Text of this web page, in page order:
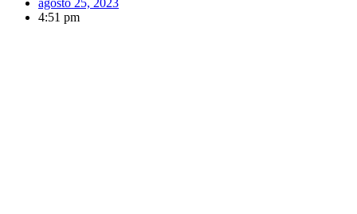
agosto 25, 2023
4:51 pm